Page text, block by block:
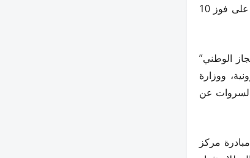
وتحقيقها لأهداف العمل الاجتماعي التي تسعى الجائزة لترسيخها؛ فقد تم إجماع لجان التحكيم على فوز 10
الوطني”
ووزارة
السروات عن
مركز